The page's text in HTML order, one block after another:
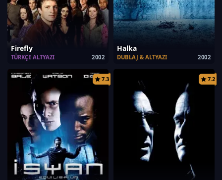
Firefly
2002
TÜRKÇE ALTYAZI
Halka
2002
DUBLAJ & ALTYAZI
7.3 7.2